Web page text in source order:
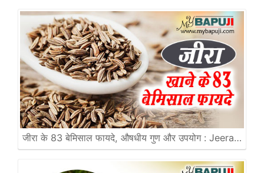
जीरा के 83 बेमिसाल फायदे, औषधीय गुण और उपयोग : Jeera…